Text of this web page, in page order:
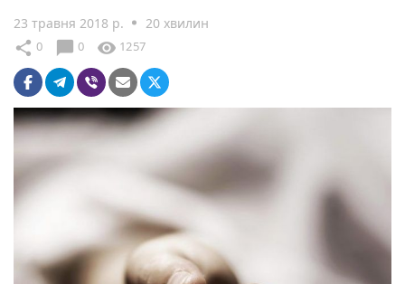
23 травня 2018 р. 20 хвилин
share 0 chat_bubble 0 visibility 1257